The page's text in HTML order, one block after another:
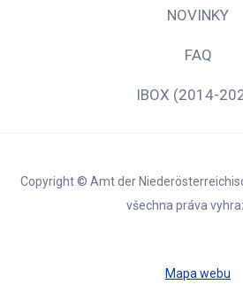
NOVINKY
FAQ
IBOX (2014-
Copyright © Amt der
všechna práva
Mapa webu